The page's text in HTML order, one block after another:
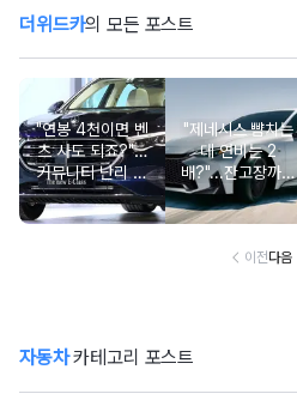
더위드카의 모든 포스트
"연봉 4천이면 벤
츠 사도 되죠?"…
커뮤니티 난리 난
'현실적 수입차' 보
니
"제네시스 뺨치는
데 연비는 2
배?"...잔고장까지
없는 신차에 '이럴
수가'
이전다음
자동차카테고리 포스트